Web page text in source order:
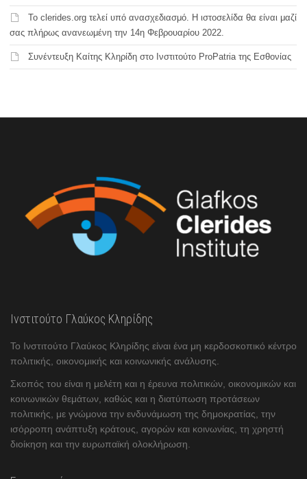
Το clerides.org τελεί υπό ανασχεδιασμό. Η ιστοσελίδα θα είναι μαζί
σας πλήρως ανανεωμένη την 14η Φεβρουαρίου 2022.
Συνέντευξη Καίτης Κληρίδη στο Ινστιτούτο ProPatria της Εσθονίας
Ινστιτούτο Γλαύκος Κληρίδης
Το Ινστιτούτο Γλαύκος Κληρίδης είναι ένα μη κερδοσκοπικό κέντρο
πολιτικής, οικονομικής και κοινωνικής ανάλυσης.
Σκοπός του είναι η μελέτη και η έρευνα πολιτικών, οικονομικών και
κοινωνικών θεμάτων, καθώς και η διατύπωση προτάσεων
πολιτικής, με γνώμονα την ενδυνάμωση της δημοκρατίας, την
ισόρροπη ανάπτυξη κράτους, αγορών και κοινωνίας, τη χρηστή
διοίκηση και την ευρωπαϊκή ολοκλήρωση.